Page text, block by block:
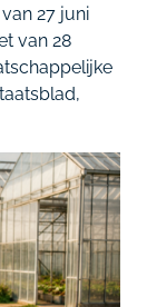
27 juni
van 28